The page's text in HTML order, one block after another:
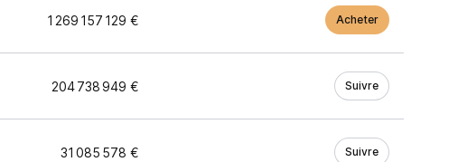
1 269 157 129 € Acheter
204 738 949 € Suivre
31 085 578 € Suivre